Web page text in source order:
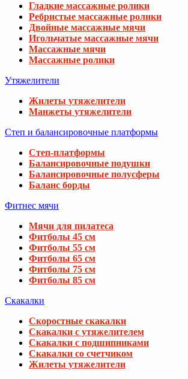
Гладкие массажные ролики
Ребристые массажные ролики
Двойные массажные мячи
Игольчатые массажные мячи
Массажные мячи
Массажные ролики
Утяжелители
Жилеты утяжелители
Манжеты утяжелители
Степ и балансировочные платформы
Степ-платформы
Балансировочные подушки
Балансировочные полусферы
Баланс борды
Фитнес мячи
Мячи для пилатеса
Фитболы 45 см
Фитболы 55 см
Фитболы 65 см
Фитболы 75 см
Фитболы 85 см
Скакалки
Скоростные скакалки
Скакалки с утяжелителем
Скакалки с подшипниками
Скакалки со счетчиком
Жилеты утяжелители